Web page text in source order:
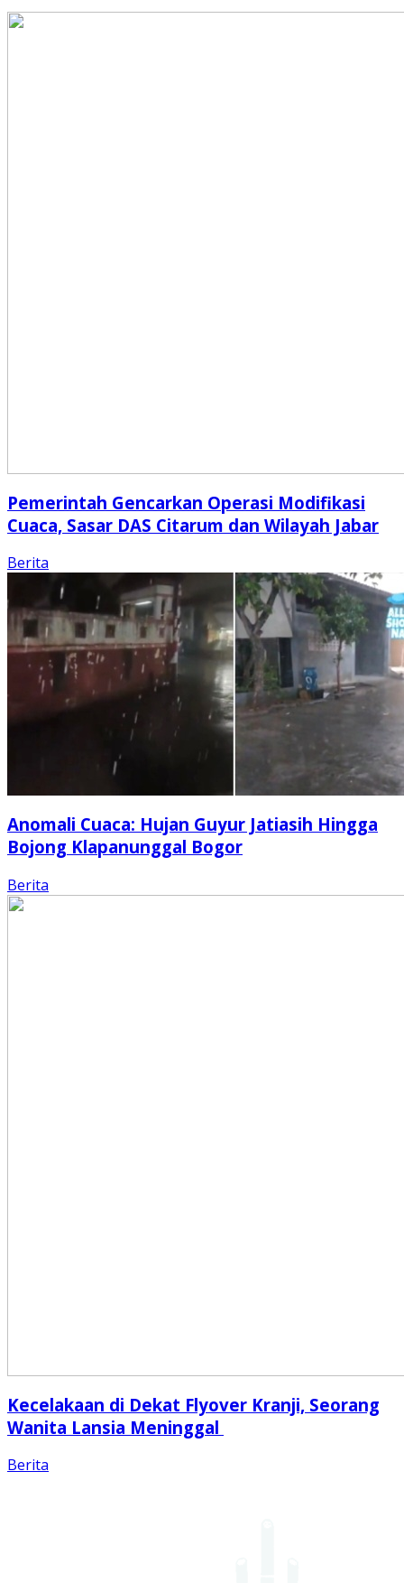
Pemerintah Gencarkan Operasi Modifikasi
Cuaca, Sasar DAS Citarum dan Wilayah Jabar
Berita
Anomali Cuaca: Hujan Guyur Jatiasih Hingga
Bojong Klapanunggal Bogor
Berita
Kecelakaan di Dekat Flyover Kranji, Seorang
Wanita Lansia Meninggal
Berita